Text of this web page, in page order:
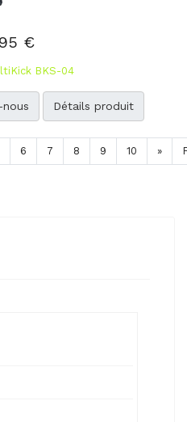
€
BKS-04
Détails produit
6 7 8 9 10 »